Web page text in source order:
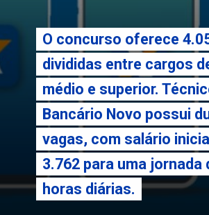
O concurso oferece
divididas entre cargos
médio e superior.
Bancário Novo possui
vagas, com salário
3.762 para uma jornada
horas diárias.
O concurso oferece
divididas entre cargos
médio e superior.
Bancário Novo possui
vagas, com salário
3.762 para uma jornada
horas diárias.